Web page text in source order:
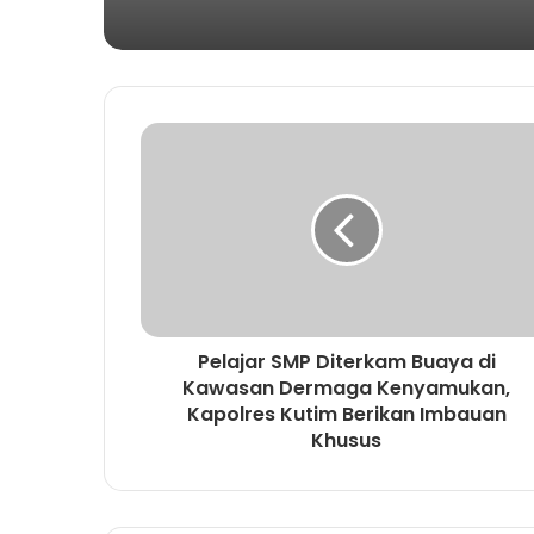
Pelajar SMP Diterkam Buaya di
Kawasan Dermaga Kenyamukan,
Kapolres Kutim Berikan Imbauan
Khusus